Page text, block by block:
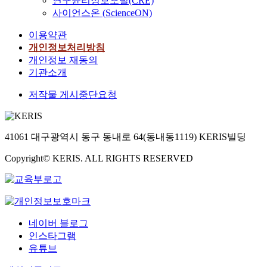
사이언스온 (ScienceON)
이용약관
개인정보처리방침
개인정보 재동의
기관소개
저작물 게시중단요청
41061 대구광역시 동구 동내로 64(동내동1119) KERIS빌딩
Copyright© KERIS. ALL RIGHTS RESERVED
네이버 블로그
인스타그램
유튜브